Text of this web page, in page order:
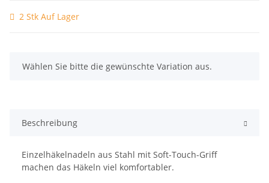
2 Stk Auf Lager
x
Wählen Sie bitte die gewünschte Variation aus.
Beschreibung
Einzelhäkelnadeln aus Stahl mit Soft-Touch-Griff
machen das Häkeln viel komfortabler.